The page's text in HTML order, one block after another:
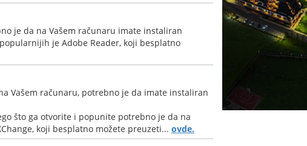
je da na Vašem računaru imate instaliran
je Adobe Reader, koji besplatno
Vašem računaru, potrebno je da imate instaliran
što ga otvorite i popunite potrebno je da na
koji besplatno možete preuzeti... ovde.